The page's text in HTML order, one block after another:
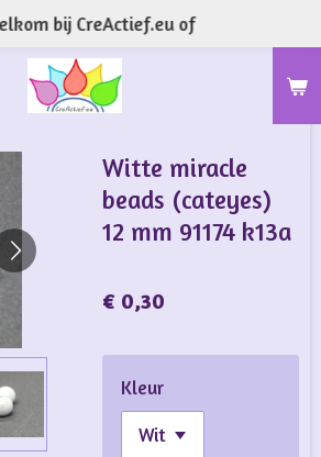
bij CreActief.eu of
Witte miracle
beads (cateyes)
12 mm 91174 k13a
€ 0,30
Kleur